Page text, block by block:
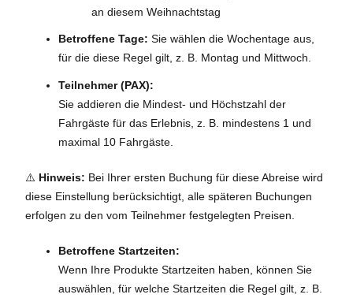
an diesem Weihnachtstag
Betroffene Tage: Sie wählen die Wochentage aus,
für die diese Regel gilt, z. B. Montag und Mittwoch.
Teilnehmer (PAX):
Sie addieren die Mindest- und Höchstzahl der
Fahrgäste für das Erlebnis, z. B. mindestens 1 und
maximal 10 Fahrgäste.
⚠️ Hinweis: Bei Ihrer ersten Buchung für diese Abreise wird
diese Einstellung berücksichtigt, alle späteren Buchungen
erfolgen zu den vom Teilnehmer festgelegten Preisen.
Betroffene Startzeiten:
Wenn Ihre Produkte Startzeiten haben, können Sie
auswählen, für welche Startzeiten die Regel gilt, z. B.